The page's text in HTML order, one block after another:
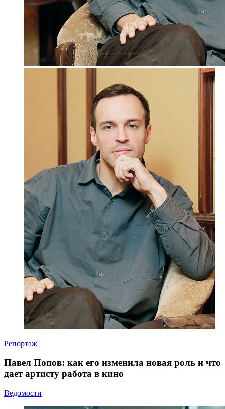
Репортаж
Павел Попов: как его изменила новая роль и что
дает артисту работа в кино
Ведомости